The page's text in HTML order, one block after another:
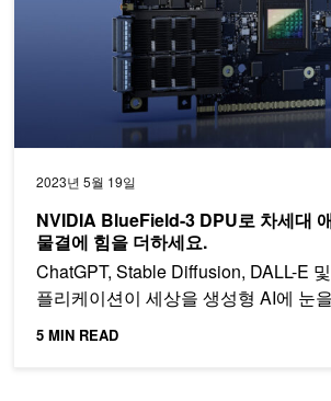
2023년 5월 19일
NVIDIA BlueField-3 DPU로 차세대
물결에 힘을 더하세요.
ChatGPT, Stable Diffusion, DALL-E
플리케이션이 세상을 생성형 AI에 눈
5 MIN READ